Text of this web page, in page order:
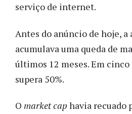
serviço de internet.
Antes do anúncio de hoje, a
acumulava uma queda de
últimos 12 meses. Em cinco
supera 50%.
O market caphavia recuado